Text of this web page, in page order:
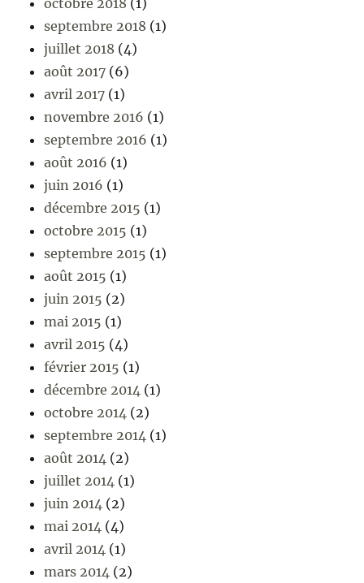
octobre 2018 (1)
septembre 2018 (1)
juillet 2018 (4)
août 2017 (6)
avril 2017 (1)
novembre 2016 (1)
septembre 2016 (1)
août 2016 (1)
juin 2016 (1)
décembre 2015 (1)
octobre 2015 (1)
septembre 2015 (1)
août 2015 (1)
juin 2015 (2)
mai 2015 (1)
avril 2015 (4)
février 2015 (1)
décembre 2014 (1)
octobre 2014 (2)
septembre 2014 (1)
août 2014 (2)
juillet 2014 (1)
juin 2014 (2)
mai 2014 (4)
avril 2014 (1)
mars 2014 (2)